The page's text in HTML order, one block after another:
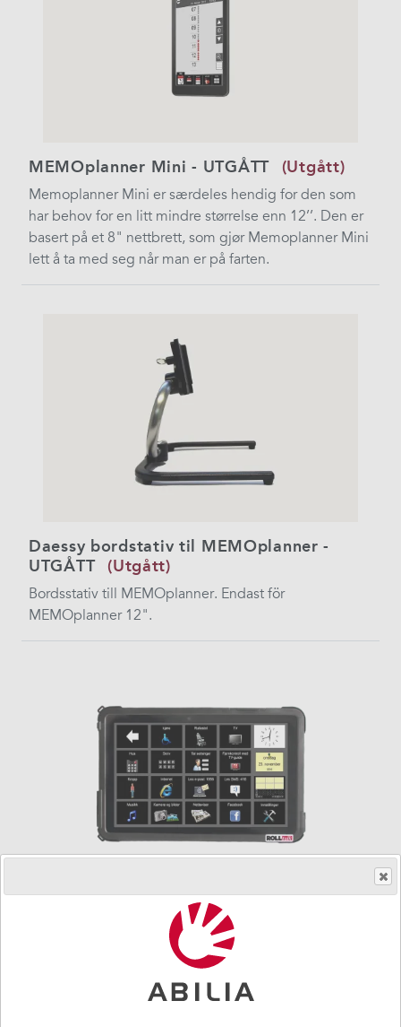
MEMOplanner Mini - UTGÅTT (Utgått)
Memoplanner Mini er særdeles hendig for den som
har behov for en litt mindre størrelse enn 12’’. Den er
basert på et 8" nettbrett, som gjør Memoplanner Mini
lett å ta med seg når man er på farten.
Daessy bordstativ til MEMOplanner -
UTGÅTT
(Utgått)
Bordsstativ till MEMOplanner. Endast för
MEMOplanner 12".
Rolltalk® Touch UTGÅTT
Et enkelt og brukervennlig
kommunikasjonshjelpemiddel i størrelsen 11" som